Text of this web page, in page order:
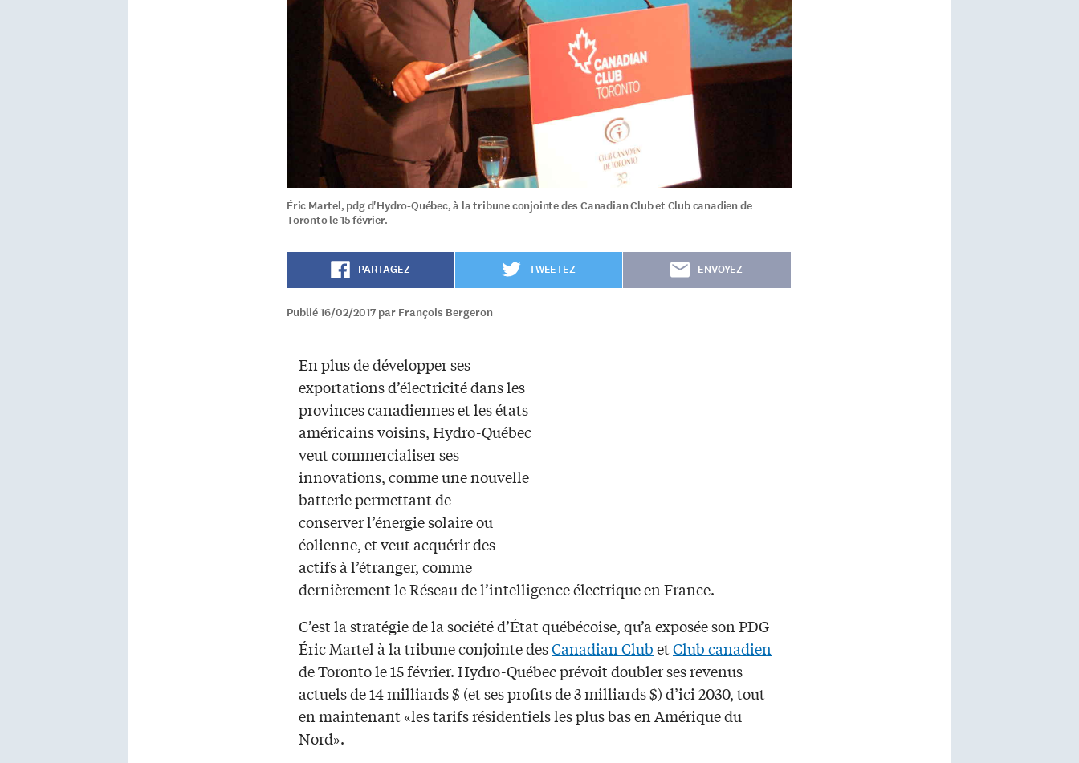
Éric Martel, pdg d'Hydro-Québec, à la tribune conjointe des Canadian Club et Club canadien de
Toronto le 15 février.
PARTAGEZ TWEETEZ ENVOYEZ
Publié 16/02/2017 par François Bergeron
En plus de développer ses
exportations d’électricité dans les
provinces canadiennes et les états
américains voisins, Hydro-Québec
veut commercialiser ses
innovations, comme une nouvelle
batterie permettant de
conserver l’énergie solaire ou
éolienne, et veut acquérir des
actifs à l’étranger, comme
dernièrement le Réseau de l’intelligence électrique en France.
C’est la stratégie de la société d’État québécoise, qu’a exposée son PDG
Éric Martel à la tribune conjointe desCanadian ClubetClub canadien
de Toronto le 15 février. Hydro-Québec prévoit doubler ses revenus
actuels de 14 milliards $ (et ses profits de 3 milliards $) d’ici 2030, tout
en maintenant «les tarifs résidentiels les plus bas en Amérique du
Nord».